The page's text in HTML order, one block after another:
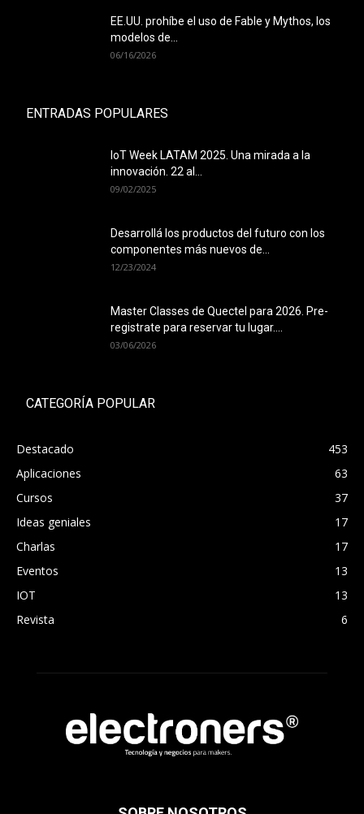
EE.UU. prohíbe el uso de Fable y Mythos, los
modelos de...
06/16/2026
ENTRADAS POPULARES
IoT Week LATAM 2025. Una mirada a la
innovación. 22 al...
09/02/2025
Desarrollá los productos del futuro con los
componentes más nuevos de...
12/23/2024
Master Classes de Quectel para 2026. Pre-
registrate para reservar tu lugar....
03/06/2026
CATEGORÍA POPULAR
Destacado
453
Aplicaciones
63
Cursos
37
Ideas geniales
17
Charlas
17
Eventos
13
IOT
13
Revista
6